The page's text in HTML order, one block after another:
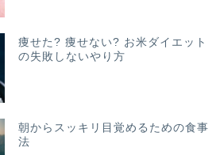
痩せた? 痩せない? お米ダイエット
の失敗しないやり方
朝からスッキリ目覚めるための食事
法